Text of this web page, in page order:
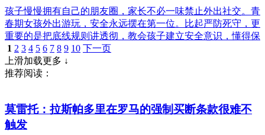
孩子慢慢拥有自己的朋友圈，家长不必一味禁止外出社交。青
春期女孩外出游玩，安全永远摆在第一位。比起严防死守，更
重要的是把底线规则讲透彻，教会孩子建立安全意识，懂得保
1 2 3 4 5 6 7 8 9 10 下一页
上滑加载更多 ↓
推荐阅读：
莫雷托：拉斯帕多里在罗马的强制买断条款很难不
触发